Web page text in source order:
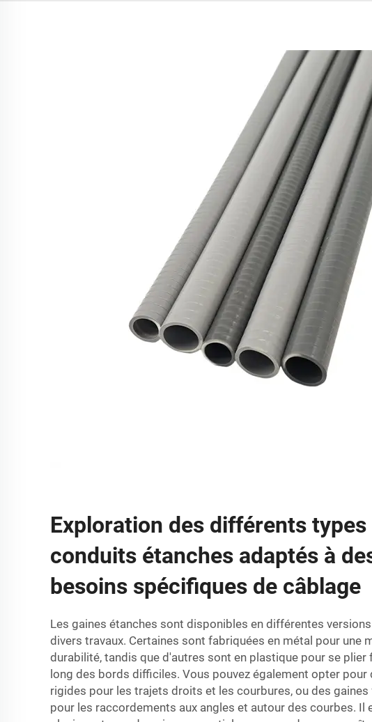
Exploration des différents types
conduits étanches adaptés à
besoins spécifiques de câblage
Les gaines étanches sont disponibles en différentes
divers travaux. Certaines sont fabriquées en métal pour une
durabilité, tandis que d'autres sont en plastique pour se plier
long des bords difficiles. Vous pouvez également opter pour
rigides pour les trajets droits et les courbures, ou des gaines
pour les raccordements aux angles et autour des courbes. Il